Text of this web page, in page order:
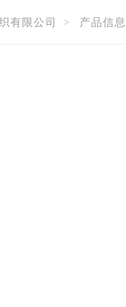
有限公司 > 产品信息